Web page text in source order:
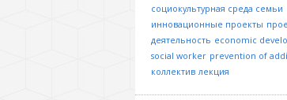
социокультурная среда семьи
инновационные проекты
деятельность economic
social worker prevention of
коллектив лекция